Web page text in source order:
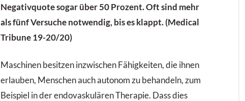
Negativquote sogar über 50 Prozent. Oft sind mehr
als fünf Versuche notwendig, bis es klappt. (Medical
Tribune 19-20/20)
Maschinen besitzen inzwischen Fähigkeiten, die ihnen
erlauben, Menschen auch autonom zu behandeln, zum
Beispiel in der endovaskulären Therapie. Dass dies